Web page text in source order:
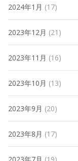
2024年1月 (17)
2023年12月 (21)
2023年11月 (16)
2023年10月 (13)
2023年9月 (20)
2023年8月 (17)